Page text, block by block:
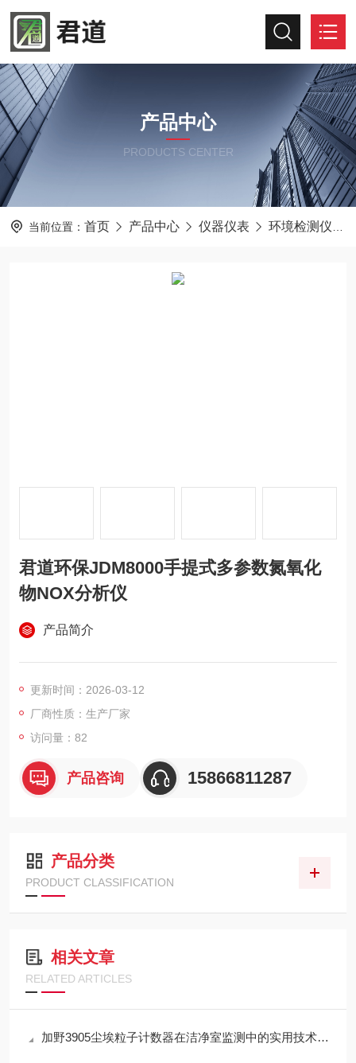
产品中心
PRODUCTS CENTER
当前位置： 首页 产品中心 仪器仪表 环境检测仪器
君道环保JDM8000手提式多参数氮氧化
物NOX分析仪
产品简介
更新时间：2026-03-12
厂商性质：生产厂家
访问量：82
产品咨询 15866811287
产品分类
PRODUCT CLASSIFICATION
相关文章
RELATED ARTICLES
加野3905尘埃粒子计数器在洁净室监测中的实用技术解析